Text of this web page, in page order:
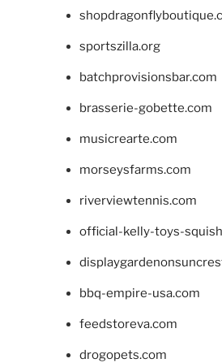
sportszilla.org
batchprovisionsbar.com
brasserie-gobette.com
musicrearte.com
morseysfarms.com
riverviewtennis.com
official-kelly-toys-
bbq-empire-usa.com
feedstoreva.com
drogopets.com